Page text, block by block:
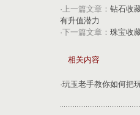
·上一篇文章： 钻石收
有升值潜力
·下一篇文章： 珠宝收
相关内容
·玩玉老手教你如何把